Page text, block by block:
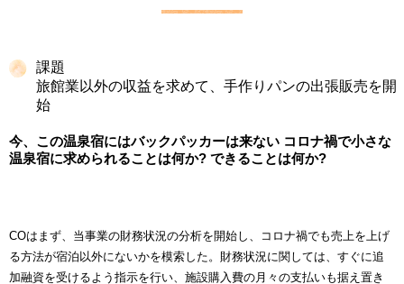
課題
旅館業以外の収益を求めて、手作りパンの出張販売を開
始
今、この温泉宿にはバックパッカーは来ない コロナ禍で小さな
温泉宿に求められることは何か? できることは何か?
COはまず、当事業の財務状況の分析を開始し、コロナ禍でも売上を上げ
る方法が宿泊以外にないかを模索した。財務状況に関しては、すぐに追
加融資を受けるよう指示を行い、施設購入費の月々の支払いも据え置き